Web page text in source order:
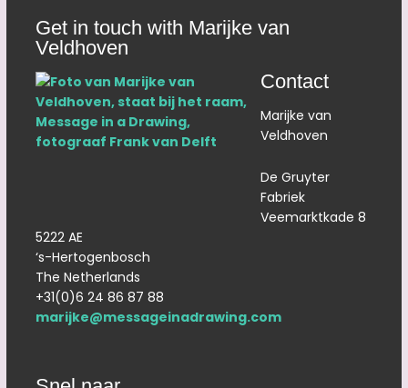
Get in touch with Marijke van
Veldhoven
Contact
Marijke van
Veldhoven
De Gruyter
Fabriek
Veemarktkade 8
5222 AE
‘s-Hertogenbosch
The Netherlands
+31(0)6 24 86 87 88
marijke@messageinadrawing.com